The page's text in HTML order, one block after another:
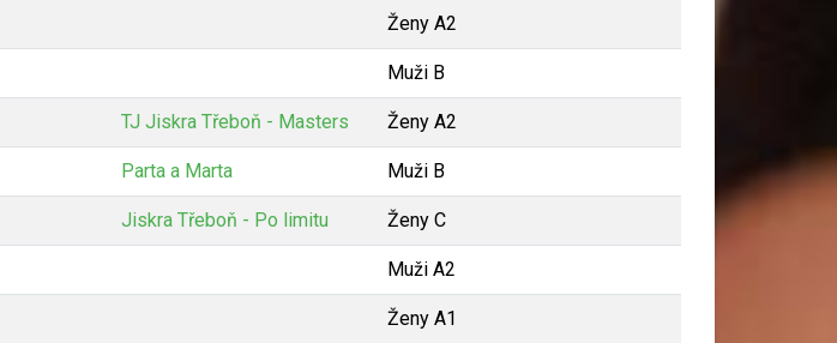
Ženy A2
Muži B
TJ Jiskra Třeboň - Masters Ženy A2
Parta a Marta Muži B
Jiskra Třeboň - Po limitu Ženy C
Muži A2
Ženy A1